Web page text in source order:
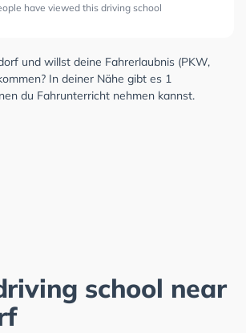
have viewed this driving school
und willst deine Fahrerlaubnis (PKW,
In deiner Nähe gibt es 1
du Fahrunterricht nehmen kannst.
school near